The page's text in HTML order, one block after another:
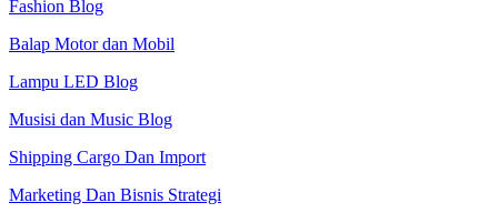
Fashion Blog
Balap Motor dan Mobil
Lampu LED Blog
Musisi dan Music Blog
Shipping Cargo Dan Import
Marketing Dan Bisnis Strategi